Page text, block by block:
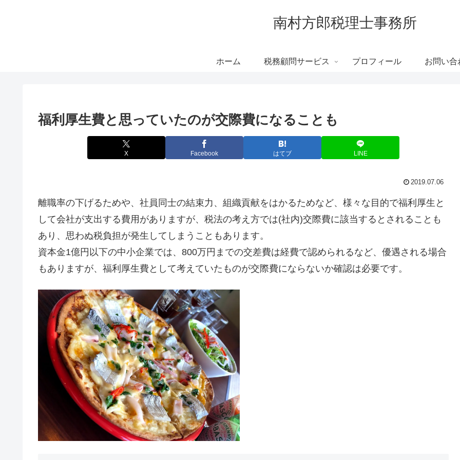
南村方郎税理士事務所
ホーム 税務顧問サービス プロフィール お問い合
福利厚生費と思っていたのが交際費になることも
X Facebook はてブ LINE
2019.07.06
離職率の下げるためや、社員同士の結束力、組織貢献をはかるためなど、様々な目的で福利厚生と
して会社が支出する費用がありますが、税法の考え方では(社内)交際費に該当するとされることも
あり、思わぬ税負担が発生してしまうこともあります。
資本金1億円以下の中小企業では、800万円までの交差費は経費で認められるなど、優遇される場合
もありますが、福利厚生費として考えていたものが交際費にならないか確認は必要です。